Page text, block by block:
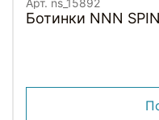
Ботинки NNN